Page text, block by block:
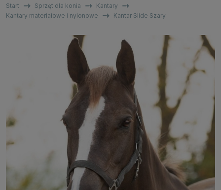
Start Sprzęt dla konia
Kantary
Kantary materiałowe i nylonowe
Kantar Slide Szary